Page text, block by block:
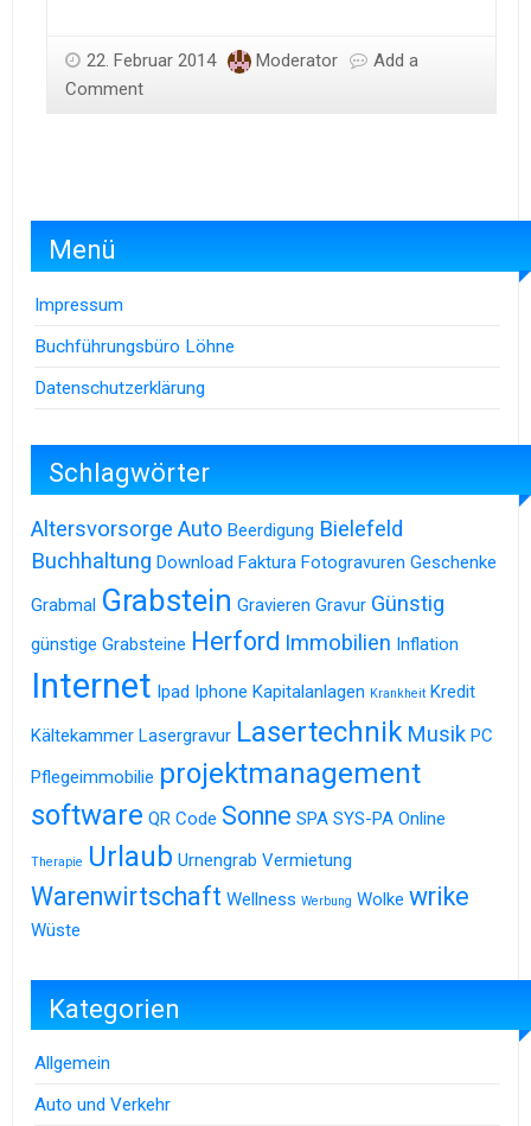
22. Februar 2014 Moderator
Add a
Comment
Menü
Impressum
Buchführungsbüro Löhne
Datenschutzerklärung
Schlagwörter
Altersvorsorge Auto Beerdigung Bielefeld
Buchhaltung Download Faktura Fotogravuren Geschenke
Grabmal Grabstein Gravieren Gravur Günstig
günstige Grabsteine Herford Immobilien Inflation
Internet Ipad Iphone Kapitalanlagen Krankheit Kredit
Kältekammer Lasergravur Lasertechnik Musik PC
Pflegeimmobilie projektmanagement
software QR Code Sonne SPA SYS-PA Online
Therapie Urlaub Urnengrab Vermietung
Warenwirtschaft Wellness Werbung Wolke wrike
Wüste
Kategorien
Allgemein
Auto und Verkehr